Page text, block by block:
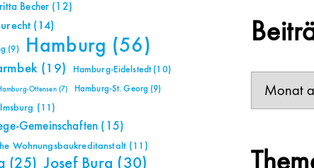
Becher (12)
(14)
(9) Hamburg (56)
(19) Hamburg-Eidelstedt(10)
Ottensen(7) Hamburg-St. Georg (9)
(11)
Gemeinschaften (15)
Wohnungsbaukreditanstalt (11)
(25) Josef Bura (30)